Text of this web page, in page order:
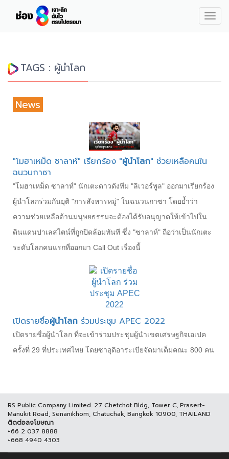
TAGS : ผู้นำโลก
News
"โมฮาเหม็ด ซาลาห์" เรียกร้อง "ผู้นำโลก" ช่วยเหลือคนใน
ฉนวนกาซา
"โมฮาเหม็ด ซาลาห์" นักเตะดาวดังทีม "ลิเวอร์พูล" ออกมาเรียกร้อง
ผู้นำโลกร่วมกันยุติ "การสังหารหมู่" ในฉนวนกาซา โดยย้ำว่า
ความช่วยเหลือด้านมนุษยธรรมจะต้องได้รับอนุญาตให้เข้าไปใน
ดินแดนปาเลสไตน์ที่ถูกปิดล้อมทันที ซึ่ง "ซาลาห์" ถือว่าเป็นนักเตะ
ระดับโลกคนแรกที่ออกมา Call Out เรื่องนี้
เปิดรายชื่อผู้นำโลก ร่วมประชุม APEC 2022
เปิดรายชื่อผู้นำโลก ที่จะเข้าร่วมประชุมผู้นำเขตเศรษฐกิจเอเปค
ครั้งที่ 29 ที่ประเทศไทย โดยซาอุดิอาระเบียจัดมาเต็มคณะ 800 คน
RS Public Company Limited. 27 Chetchot Bldg, Tower C, Prasert-
Manukit Road, Senanikhom, Chatuchak, Bangkok 10900, THAILAND
ติดต่อลงโฆษณา
+66 2 037 8888
+668 4940 4303